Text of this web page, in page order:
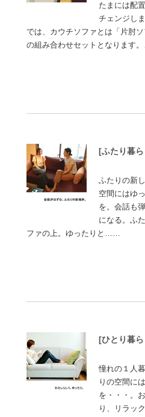
たまには配
チェンジし
では、カウチソファとは「片肘
の組み合わせセットとなります
[ふたり暮
ふたりの新
空間にはゆ
を。会話も
になる。ふ
ファの上。ゆったりと……
[ひとり暮
憧れの１人
りの空間に
を・・・。
り、リラッ